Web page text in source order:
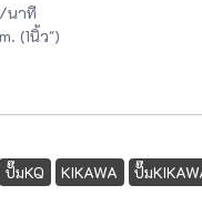
นาที
(1นิ้ว")
ปั๊มKQ KIKAWA ปั๊ม